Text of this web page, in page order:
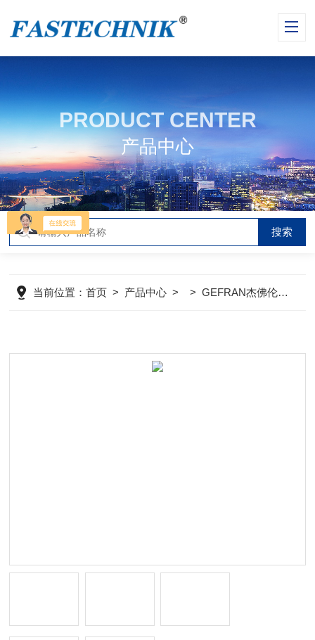
PRODUCT CENTER
产品中心
当前位置：首页 > 产品中心 > >GEFRAN杰佛伦显示控制仪表